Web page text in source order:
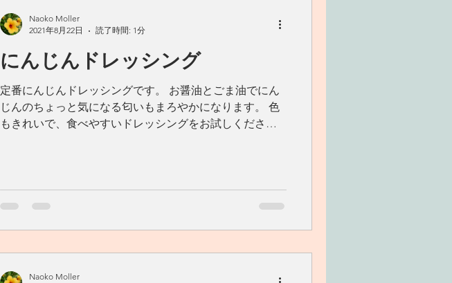
にんじんドレッシング
定番にんじんドレッシングです。 お醤油とごま油でにん
じんのちょっと気になる匂いもまろやかになります。 色
もきれいで、食べやすいドレッシングをお試しくださ
Naoko Moller
2021年8月22日
読了時間: 1分
Naoko Moller